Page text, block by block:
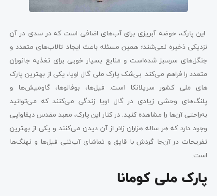
این پارک، حوضه آبریزی برای آب‌های اضافی است که در سدی در آن
نزدیکی ذخیره نمی‌شند؛ همین مسئله باعث ایجاد تالاب‌های متعدد و
جنگل‌های سرسبز شده‌است و منابع بسیار خوبی برای تغذیه جانوران
متعدد را فراهم می‌کند. بی‌شک پارک ملی گال اویا، یکی از بهترین پارک
های ملی کشور سریلانکا است. فیل‌ها، بوفالوها، گاومیش‌ها و
پلنگ‌های وحشی زیادی در گال اویا زندگی می‌کنند که می‌توانید
به‌راحتی آن‌ها را مشاهده کنید. در کنار این پارک، معبد مقدس دیقاواپی
وجود دارد که هر ساله هزاران زائر از آن دیدن می‌کنند و یکی از بهترین
تفریحات در آن‌جا گردش با قایق و تماشای آب‌تنی فیل‌ها و نهنگ‌ها
است.
پارک ملی کومانا